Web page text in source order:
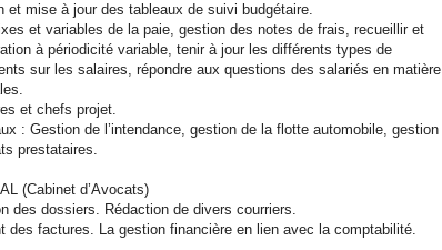
et mise à jour des tableaux de suivi budgétaire.
et variables de la paie, gestion des notes de frais, recueillir et
à périodicité variable, tenir à jour les différents types de
sur les salaires, répondre aux questions des salariés en matière
et chefs projet.
: Gestion de l’intendance, gestion de la flotte automobile, gestion
prestataires.
(Cabinet d’Avocats)
des dossiers. Rédaction de divers courriers.
des factures. La gestion financière en lien avec la comptabilité.